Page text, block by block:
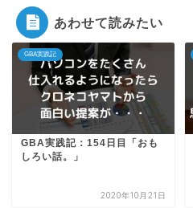
あわせて読みたい
GBA実践記
GBA実践記：154日目「おも
しろい話。」
2020年10月21日